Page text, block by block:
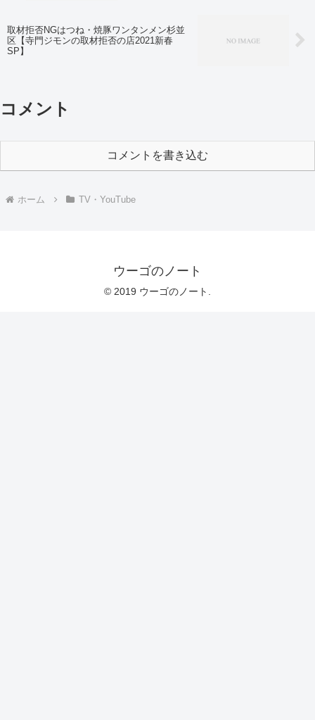
取材拒否NGはつね・焼豚ワンタンメン杉並
区【寺門ジモンの取材拒否の店2021新春
SP】
コメント
コメントを書き込む
ホーム TV・YouTube
ウーゴのノート
© 2019 ウーゴのノート.